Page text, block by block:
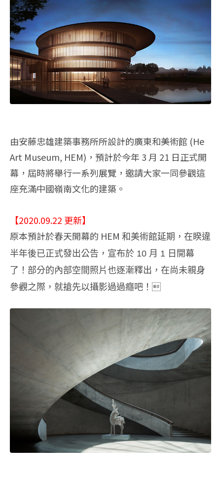
由安藤忠雄建築事務所所設計的廣東和美術館 (He
Art Museum, HEM)，預計於今年 3 月 21 日正式開
幕，屆時將舉行一系列展覽，邀請大家一同參觀這
座充滿中國嶺南文化的建築。
【2020.09.22 更新】
原本預計於春天開幕的 HEM 和美術館延期，在睽違
半年後已正式發出公告，宣布於 10 月 1 日開幕
了！部分的內部空間照片也逐漸釋出，在尚未親身
參觀之際，就搶先以攝影過過癮吧！